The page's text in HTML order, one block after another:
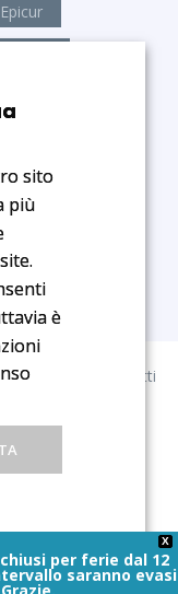
Epicur
20090. Tutti i diritti
dal 23/01/2021
sito
più
è
X
per ferie dal 12
saranno evasi